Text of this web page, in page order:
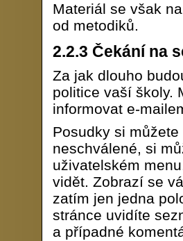
Materiál se však
od metodiků.
2.2.3 Čekání na
Za jak dlouho
politice vaší školy.
informovat e-
Posudky si
neschválené, si
uživatelském
vidět. Zobrazí se
zatím jen jedna
stránce uvidíte
a případné